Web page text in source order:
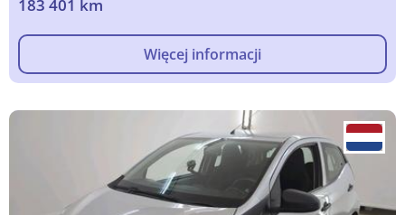
183 401 km
Więcej informacji